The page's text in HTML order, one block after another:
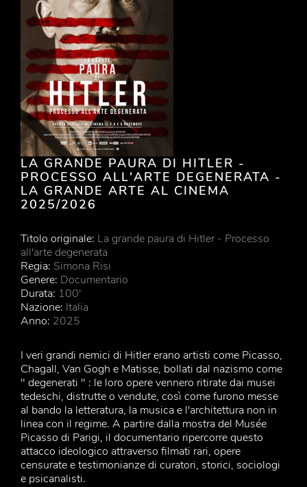
LA GRANDE PAURA DI HITLER -
PROCESSO ALL'ARTE DEGENERATA -
LA GRANDE ARTE AL CINEMA
2025/2026
Titolo originale: La grande paura di Hitler - Processo
all'arte degenerata
Regia: Simona Risi
Genere: Documentario
Durata: 100'
Nazione: Italia
Anno: 2025
I veri grandi nemici di Hitler erano artisti come Picasso,
Chagall, Van Gogh e Matisse, bollati dal nazismo come
" degenerati " : le loro opere vennero ritirate dai musei
tedeschi, distrutte o vendute, così come furono messe
al bando la letteratura, la musica e l'architettura non in
linea con il regime. A partire dalla mostra del Musée
Picasso di Parigi, il documentario ripercorre questo
attacco ideologico attraverso filmati rari, opere
censurate e testimonianze di curatori, storici, sociologi
e psicanalisti.